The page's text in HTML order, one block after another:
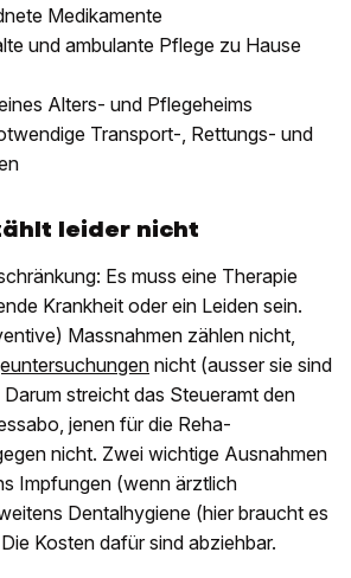
Medikamente
und ambulante Pflege zu Hause
Alters- und Pflegeheims
Transport-, Rettungs- und
leider nicht
Es muss eine Therapie
Krankheit oder ein Leiden sein.
Massnahmen zählen nicht,
nicht (ausser sie sind
streicht das Steueramt den
jenen für die Reha-
nicht. Zwei wichtige Ausnahmen
Impfungen (wenn ärztlich
Dentalhygiene (hier braucht es
Kosten dafür sind abziehbar.